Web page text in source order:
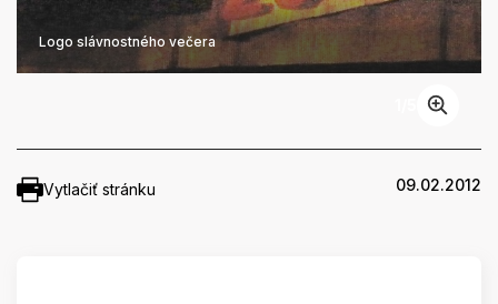
Logo slávnostného večera
Vytlačiť stránku 09.02.2012